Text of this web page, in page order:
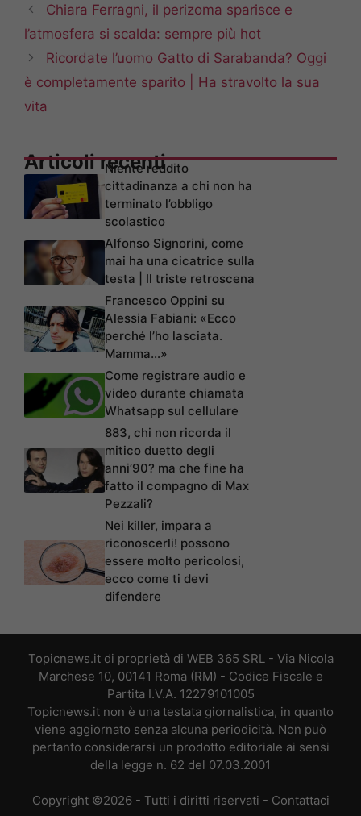
Chiara Ferragni, il perizoma sparisce e
l’atmosfera si scalda: sempre più hot
Ricordate l’uomo Gatto di Sarabanda? Oggi
è completamente sparito | Ha stravolto la sua
vita
Articoli recenti
Niente reddito
cittadinanza a chi non ha
terminato l’obbligo
scolastico
Alfonso Signorini, come
mai ha una cicatrice sulla
testa | Il triste retroscena
Francesco Oppini su
Alessia Fabiani: «Ecco
perché l’ho lasciata.
Mamma…»
Come registrare audio e
video durante chiamata
Whatsapp sul cellulare
883, chi non ricorda il
mitico duetto degli
anni’90? ma che fine ha
fatto il compagno di Max
Pezzali?
Nei killer, impara a
riconoscerli! possono
essere molto pericolosi,
ecco come ti devi
difendere
Topicnews.it di proprietà di WEB 365 SRL - Via Nicola
Marchese 10, 00141 Roma (RM) - Codice Fiscale e
Partita I.V.A. 12279101005
Topicnews.it non è una testata giornalistica, in quanto
viene aggiornato senza alcuna periodicità. Non può
pertanto considerarsi un prodotto editoriale ai sensi
della legge n. 62 del 07.03.2001
Copyright ©2026 - Tutti i diritti riservati - Contattaci